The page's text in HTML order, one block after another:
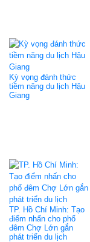
Kỳ vọng đánh thức
tiềm năng du lịch Hậu
Giang
TP. Hồ Chí Minh: Tạo
điểm nhấn cho phố
đêm Chợ Lớn gắn
phát triển du lịch